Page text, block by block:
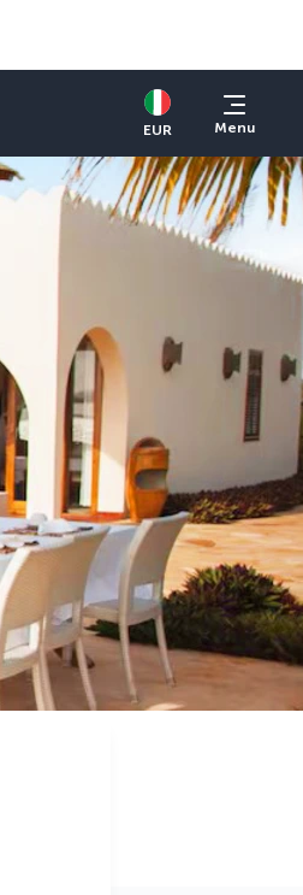
EUR Menu